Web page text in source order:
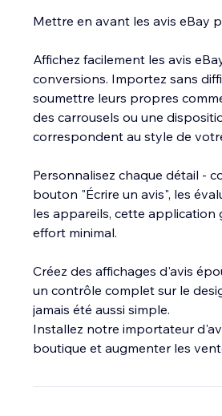
Mettre en avant les avis eBay
Affichez facilement les avis
conversions. Importez sans
soumettre leurs propres
des carrousels ou une
correspondent au style de
Personnalisez chaque détail -
bouton "Écrire un avis", les
les appareils, cette application
effort minimal.
Créez des affichages d'avis
un contrôle complet sur le
jamais été aussi simple.
Installez notre importateur
boutique et augmenter les